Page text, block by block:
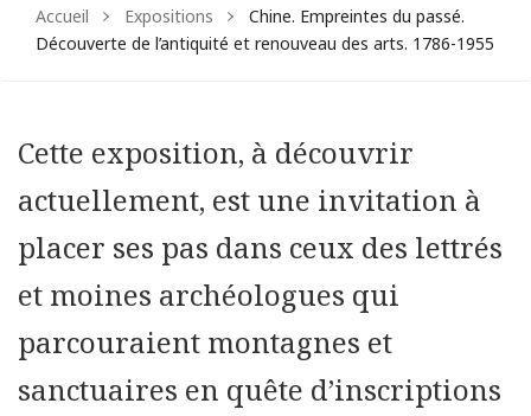
Accueil Expositions
Chine. Empreintes du passé.
Découverte de l’antiquité et renouveau des arts. 1786-1955
Cette exposition, à découvrir
actuellement, est une invitation à
placer ses pas dans ceux des lettrés
et moines archéologues qui
parcouraient montagnes et
sanctuaires en quête d’inscriptions